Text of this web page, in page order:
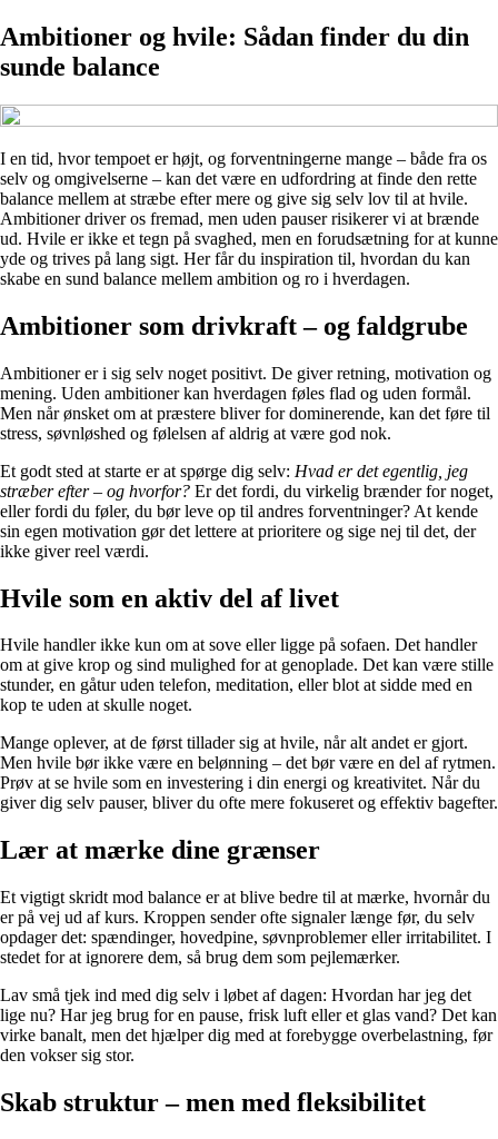
Ambitioner og hvile: Sådan finder du din
sunde balance
I en tid, hvor tempoet er højt, og forventningerne mange – både fra os
selv og omgivelserne – kan det være en udfordring at finde den rette
balance mellem at stræbe efter mere og give sig selv lov til at hvile.
Ambitioner driver os fremad, men uden pauser risikerer vi at brænde
ud. Hvile er ikke et tegn på svaghed, men en forudsætning for at kunne
yde og trives på lang sigt. Her får du inspiration til, hvordan du kan
skabe en sund balance mellem ambition og ro i hverdagen.
Ambitioner som drivkraft – og faldgrube
Ambitioner er i sig selv noget positivt. De giver retning, motivation og
mening. Uden ambitioner kan hverdagen føles flad og uden formål.
Men når ønsket om at præstere bliver for dominerende, kan det føre til
stress, søvnløshed og følelsen af aldrig at være god nok.
Et godt sted at starte er at spørge dig selv: Hvad er det egentlig, jeg
stræber efter – og hvorfor? Er det fordi, du virkelig brænder for noget,
eller fordi du føler, du bør leve op til andres forventninger? At kende
sin egen motivation gør det lettere at prioritere og sige nej til det, der
ikke giver reel værdi.
Hvile som en aktiv del af livet
Hvile handler ikke kun om at sove eller ligge på sofaen. Det handler
om at give krop og sind mulighed for at genoplade. Det kan være stille
stunder, en gåtur uden telefon, meditation, eller blot at sidde med en
kop te uden at skulle noget.
Mange oplever, at de først tillader sig at hvile, når alt andet er gjort.
Men hvile bør ikke være en belønning – det bør være en del af rytmen.
Prøv at se hvile som en investering i din energi og kreativitet. Når du
giver dig selv pauser, bliver du ofte mere fokuseret og effektiv bagefter.
Lær at mærke dine grænser
Et vigtigt skridt mod balance er at blive bedre til at mærke, hvornår du
er på vej ud af kurs. Kroppen sender ofte signaler længe før, du selv
opdager det: spændinger, hovedpine, søvnproblemer eller irritabilitet. I
stedet for at ignorere dem, så brug dem som pejlemærker.
Lav små tjek ind med dig selv i løbet af dagen: Hvordan har jeg det
lige nu? Har jeg brug for en pause, frisk luft eller et glas vand? Det kan
virke banalt, men det hjælper dig med at forebygge overbelastning, før
den vokser sig stor.
Skab struktur – men med fleksibilitet